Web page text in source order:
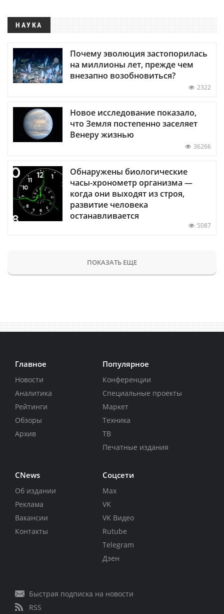
НАУКА
Почему эволюция застопорилась
на миллионы лет, прежде чем
внезапно возобновиться?
2322
Новое исследование показало,
что Земля постепенно заселяет
Венеру жизнью
36266
Обнаружены биологические
часы-хронометр организма —
когда они выходят из строя,
развитие человека
останавливается
5087
ПОКАЗАТЬ ЕЩЕ
Главное
Новости
Аналитика
Рейтинги
Обзоры
Архив
Популярное
Конференции
Специальные проекты
Маркет
Техника
ТВ
Печатные издания
CNews
Об издании
Реклама
Вакансии
Контакты
Соцсети
Max
VK
VK Видео
Rutube
Telegram
Дзен
Быстрая подписка на новости
RSS